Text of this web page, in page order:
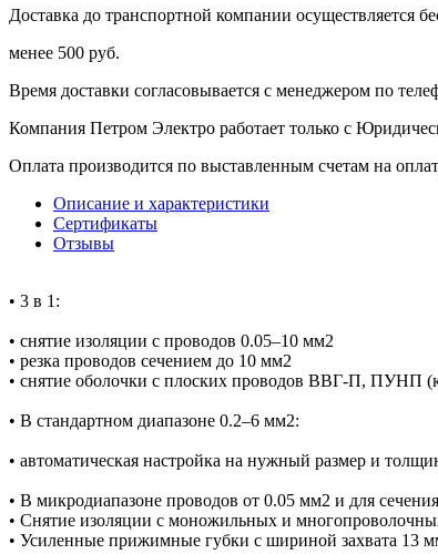
Доставка до транспортной компании осуществляется
менее 500 руб.
Время доставки согласовывается с менеджером по
Компания Петром Электро работает только с
Оплата производится по выставленным счетам на
Описание и характеристики
Сертификаты
Отзывы
• 3 в 1:
• снятие изоляции с проводов 0.05–10 мм2
• резка проводов сечением до 10 мм2
• снятие оболочки с плоских проводов ВВГ-П, ПУНП
• В стандартном диапазоне 0.2–6 мм2:
• автоматическая настройка на нужный размер и
• В микродиапазоне проводов от 0.05 мм2 и для
• Снятие изоляции с моножильных и
• Усиленные прижимные губки с шириной захвата 13